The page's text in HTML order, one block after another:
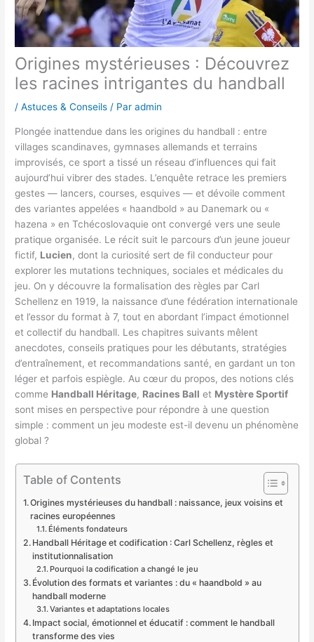
Origines mystérieuses : Découvrez
les racines intrigantes du handball
/Astuces & Conseils / Paradmin
Plongée inattendue dans les origines du handball : entre
villages scandinaves, gymnases allemands et terrains
improvisés, ce sport a tissé un réseau d’influences qui fait
aujourd’hui vibrer des stades. L’enquête retrace les premiers
gestes — lancers, courses, esquives — et dévoile comment
des variantes appelées « haandbold » au Danemark ou «
hazena » en Tchécoslovaquie ont convergé vers une seule
pratique organisée. Le récit suit le parcours d’un jeune joueur
fictif, Lucien, dont la curiosité sert de fil conducteur pour
explorer les mutations techniques, sociales et médicales du
jeu. On y découvre la formalisation des règles par Carl
Schellenz en 1919, la naissance d’une fédération internationale
et l’essor du format à 7, tout en abordant l’impact émotionnel
et collectif du handball. Les chapitres suivants mêlent
anecdotes, conseils pratiques pour les débutants, stratégies
d’entraînement, et recommandations santé, en gardant un ton
léger et parfois espiègle. Au cœur du propos, des notions clés
comme Handball Héritage, Racines Ball et Mystère Sportif
sont mises en perspective pour répondre à une question
simple : comment un jeu modeste est-il devenu un phénomène
global ?
Table of Contents
Origines mystérieuses du handball : naissance, jeux voisins et
racines européennes
Éléments fondateurs
Handball Héritage et codification : Carl Schellenz, règles et
institutionnalisation
Pourquoi la codification a changé le jeu
Évolution des formats et variantes : du « haandbold » au
handball moderne
Variantes et adaptations locales
Impact social, émotionnel et éducatif : comment le handball
transforme des vies